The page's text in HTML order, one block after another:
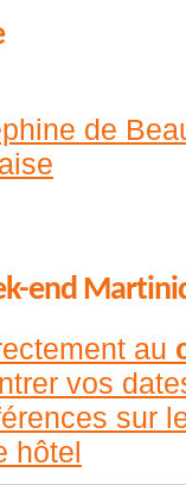
de
end
au
vos
sur
hôtel